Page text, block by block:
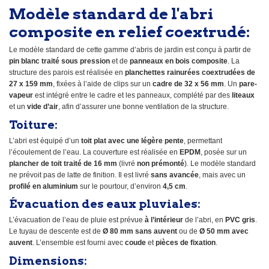
Modèle standard de l'abri
composite en relief coextrudé:
Le modèle standard de cette gamme d’abris de jardin est conçu à partir de
pin blanc traité sous pression et de panneaux en bois composite. La
structure des parois est réalisée en planchettes rainurées coextrudées de
27 x 159 mm, fixées à l’aide de clips sur un cadre de 32 x 56 mm. Un pare-
vapeur est intégré entre le cadre et les panneaux, complété par des liteaux
et un vide d’air, afin d’assurer une bonne ventilation de la structure.
Toiture:
L’abri est équipé d’un toit plat avec une légère pente, permettant
l’écoulement de l’eau. La couverture est réalisée en EPDM, posée sur un
plancher de toit traité de 16 mm (livré non prémonté). Le modèle standard
ne prévoit pas de latte de finition. Il est livré sans avancée, mais avec un
profilé en aluminium sur le pourtour, d’environ 4,5 cm.
Évacuation des eaux pluviales:
L’évacuation de l’eau de pluie est prévue à l’intérieur de l’abri, en PVC gris.
Le tuyau de descente est de Ø 80 mm sans auvent ou de Ø 50 mm avec
auvent. L’ensemble est fourni avec coude etpièces de fixation.
Dimensions: